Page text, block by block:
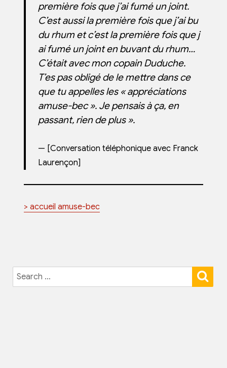
première fois que j’ai fumé un joint.
C’est aussi la première fois que j’ai bu
du rhum et c’est la première fois que j
ai fumé un joint en buvant du rhum…
C’était avec mon copain Duduche.
T’es pas obligé de le mettre dans ce
que tu appelles les « appréciations
amuse-bec ». Je pensais à ça, en
passant, rien de plus ».
[Conversation téléphonique avec Franck
Laurençon]
> accueil amuse-bec
Search
for: